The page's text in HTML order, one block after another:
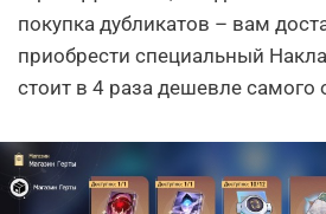
покупка дубликатов – вам
приобрести специальный
стоит в 4 раза дешевле самого